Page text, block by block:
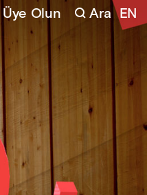
Üye Olun Ara EN